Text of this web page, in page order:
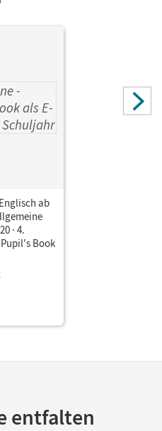
ab
· 4.
Book
entfalten